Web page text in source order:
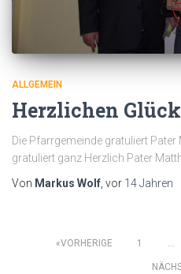
ALLGEMEIN
Herzlichen
Die Pfarrgemeinde gratuliert
gratuliert ganz Herzlich Pater
Von Markus Wolf, vor 14 Jahren
VORHERIGE 1 …